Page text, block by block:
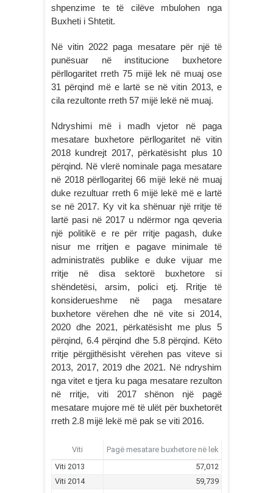
shpenzime te të cilëve mbulohen nga
Buxheti i Shtetit.
Në vitin 2022 paga mesatare për një të
punësuar në institucione buxhetore
përllogaritet rreth 75 mijë lek në muaj ose
31 përqind më e lartë se në vitin 2013, e
cila rezultonte rreth 57 mijë lekë në muaj.
Ndryshimi më i madh vjetor në paga
mesatare buxhetore përllogaritet në vitin
2018 kundrejt 2017, përkatësisht plus 10
përqind. Në vlerë nominale paga mesatare
në 2018 përllogaritej 66 mijë lekë në muaj
duke rezultuar rreth 6 mijë lekë më e lartë
se në 2017. Ky vit ka shënuar një rritje të
lartë pasi në 2017 u ndërmor nga qeveria
një politikë e re për rritje pagash, duke
nisur me rritjen e pagave minimale të
administratës publike e duke vijuar me
rritje në disa sektorë buxhetore si
shëndetësi, arsim, polici etj. Rritje të
konsiderueshme në paga mesatare
buxhetore vërehen dhe në vite si 2014,
2020 dhe 2021, përkatësisht me plus 5
përqind, 6.4 përqind dhe 5.8 përqind. Këto
rritje përgjithësisht vërehen pas viteve si
2013, 2017, 2019 dhe 2021. Në ndryshim
nga vitet e tjera ku paga mesatare rezulton
në rritje, viti 2017 shënon një pagë
mesatare mujore më të ulët për buxhetorët
rreth 2.8 mijë lekë më pak se viti 2016.